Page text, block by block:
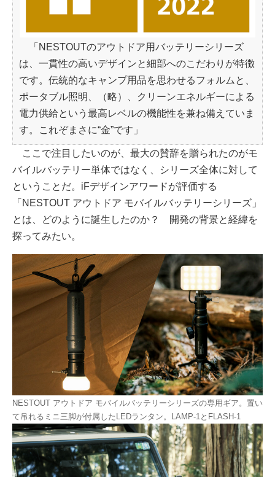
「NESTOUTのアウトドア用バッテリーシリーズ
は、一貫性の高いデザインと細部へのこだわりが特徴
です。伝統的なキャンプ用品を思わせるフォルムと、
ポータブル照明、（略）、クリーンエネルギーによる
電力供給という最高レベルの機能性を兼ね備えていま
す。これぞまさに“金”です」
ここで注目したいのが、最大の賛辞を贈られたのがモ
バイルバッテリー単体ではなく、シリーズ全体に対して
ということだ。iFデザインアワードが評価する
「NESTOUT アウトドア モバイルバッテリーシリーズ」
とは、どのように誕生したのか？ 開発の背景と経緯を
探ってみたい。
NESTOUT アウトドア モバイルバッテリーシリーズの専用ギア。置い
て吊れるミニ三脚が付属したLEDランタン。LAMP-1とFLASH-1